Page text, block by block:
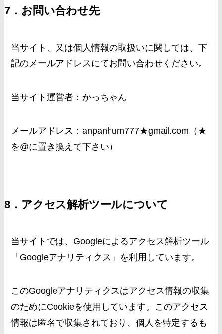
7．お問い合わせ先
当サイト、又は個人情報の取扱いに関しては、下
記のメールアドレスにてお問い合わせください。
当サイト運営者：かっちゃん
メールアドレス：anpanhum777★gmail.com（★
を@に置き換えて下さい）
8．アクセス解析ツールについて
当サイトでは、Googleによるアクセス解析ツール
「Googleアナリティクス」を利用しています。
このGoogleアナリティクスはアクセス情報の収集
のためにCookieを使用しています。このアクセス
情報は匿名で収集されており、個人を特定するも